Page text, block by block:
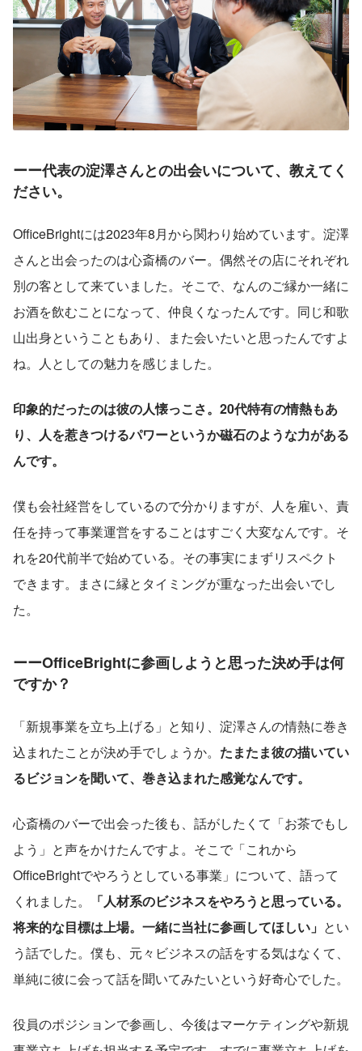
ーー代表の淀澤さんとの出会いについて、教えてく
ださい。
OfficeBrightには2023年8月から関わり始めています。淀澤
さんと出会ったのは心斎橋のバー。偶然その店にそれぞれ
別の客として来ていました。そこで、なんのご縁か一緒に
お酒を飲むことになって、仲良くなったんです。同じ和歌
山出身ということもあり、また会いたいと思ったんですよ
ね。人としての魅力を感じました。
印象的だったのは彼の人懐っこさ。20代特有の情熱もあ
り、人を惹きつけるパワーというか磁石のような力がある
んです。
僕も会社経営をしているので分かりますが、人を雇い、責
任を持って事業運営をすることはすごく大変なんです。そ
れを20代前半で始めている。その事実にまずリスペクト
できます。まさに縁とタイミングが重なった出会いでし
た。
ーーOfficeBrightに参画しようと思った決め手は何
ですか？
「新規事業を立ち上げる」と知り、淀澤さんの情熱に巻き
込まれたことが決め手でしょうか。 たまたま彼の描いてい
るビジョンを聞いて、巻き込まれた感覚なんです。
心斎橋のバーで出会った後も、話がしたくて「お茶でもし
よう」と声をかけたんですよ。そこで「これから
OfficeBrightでやろうとしている事業」について、語って
くれました。
「人材系のビジネスをやろうと思っている。
将来的な目標は上場。一緒に当社に参画してほしい」 とい
う話でした。僕も、元々ビジネスの話をする気はなくて、
単純に彼に会って話を聞いてみたいという好奇心でした。
役員のポジションで参画し、今後はマーケティングや新規